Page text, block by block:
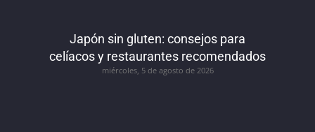
Japón sin gluten: consejos para
celíacos y restaurantes recomendados
miércoles, 5 de agosto de 2026